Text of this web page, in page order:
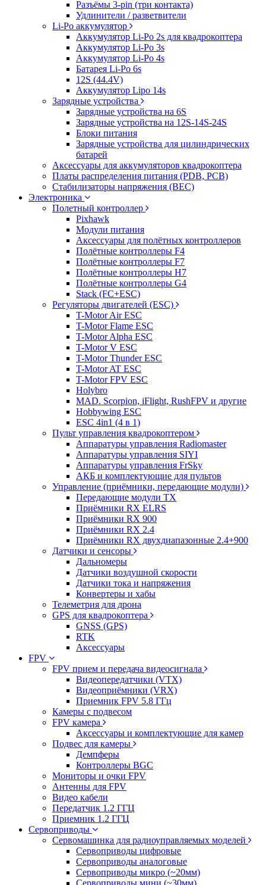
Разъёмы 3-pin (три контакта)
Удлинители / разветвители
Li-Po аккумулятор
Аккумулятор Li-Po 2s для квадрокоптера
Аккумулятор Li-Po 3s
Аккумулятор Li-Po 4s
Батарея Li-Po 6s
12S (44.4V)
Аккумулятор Lipo 14s
Зарядные устройства
Зарядные устройства на 6S
Зарядные устройства на 12S-14S-24S
Блоки питания
Зарядные устройства для цилиндрических
батарей
Аксессуары для аккумуляторов квадрокоптера
Платы распределения питания (PDB, PCB)
Стабилизаторы напряжения (BEC)
Электроника
Полетный контроллер
Pixhawk
Модули питания
Аксессуары для полётных контроллеров
Полётные контроллеры F4
Полётные контроллеры F7
Полётные контроллеры H7
Полётные контроллеры G4
Stack (FC+ESC)
Регуляторы двигателей (ESC)
T-Motor Air ESC
T-Motor Flame ESC
T-Motor Alpha ESC
T-Motor V ESC
T-Motor Thunder ESC
T-Motor AT ESC
T-Motor FPV ESC
Holybro
MAD. Scorpion, iFlight, RushFPV и другие
Hobbywing ESC
ESC 4in1 (4 в 1)
Пульт управления квадрокоптером
Аппаратуры управления Radiomaster
Аппаратуры управления SIYI
Аппаратуры управления FrSky
АКБ и комплектующие для пультов
Управление (приёмники, передающие модули)
Передающие модули TX
Приёмники RX ELRS
Приёмники RX 900
Приёмники RX 2.4
Приёмники RX двухдиапазонные 2.4+900
Датчики и сенсоры
Дальномеры
Датчики воздушной скорости
Датчики тока и напряжения
Конвертеры и хабы
Телеметрия для дрона
GPS для квадрокоптера
GNSS (GPS)
RTK
Аксессуары
FPV
FPV прием и передача видеосигнала
Видеопередатчики (VTX)
Видеоприёмники (VRX)
Приемник FPV 5.8 ГГц
Камеры с подвесом
FPV камера
Аксессуары и комплектующие для камер
Подвес для камеры
Демпферы
Контроллеры BGC
Мониторы и очки FPV
Антенны для FPV
Видео кабели
Передатчик 1.2 ГГЦ
Приемник 1.2 ГГЦ
Сервоприводы
Сервомашинка для радиоуправляемых моделей
Сервоприводы цифровые
Сервоприводы аналоговые
Сервоприводы микро (~20мм)
Сервоприводы мини (~30мм)